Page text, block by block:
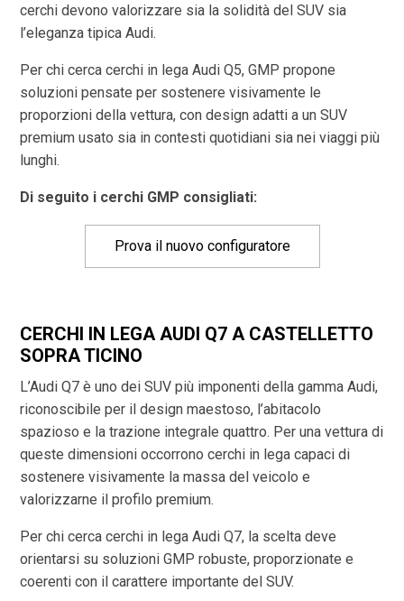
cerchi devono valorizzare sia la solidità del SUV sia
l’eleganza tipica Audi.
Per chi cerca cerchi in lega Audi Q5, GMP propone
soluzioni pensate per sostenere visivamente le
proporzioni della vettura, con design adatti a un SUV
premium usato sia in contesti quotidiani sia nei viaggi più
lunghi.
Di seguito i cerchi GMP consigliati:
Prova il nuovo configuratore
CERCHI IN LEGA AUDI Q7 A CASTELLETTO
SOPRA TICINO
L’Audi Q7 è uno dei SUV più imponenti della gamma Audi,
riconoscibile per il design maestoso, l’abitacolo
spazioso e la trazione integrale quattro. Per una vettura di
queste dimensioni occorrono cerchi in lega capaci di
sostenere visivamente la massa del veicolo e
valorizzarne il profilo premium.
Per chi cerca cerchi in lega Audi Q7, la scelta deve
orientarsi su soluzioni GMP robuste, proporzionate e
coerenti con il carattere importante del SUV.